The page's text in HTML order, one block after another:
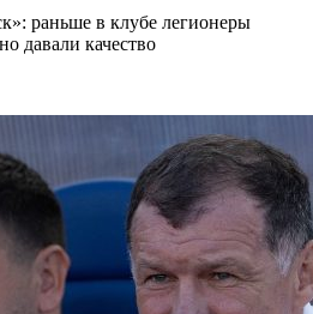
раньше в клубе легионеры
давали качество